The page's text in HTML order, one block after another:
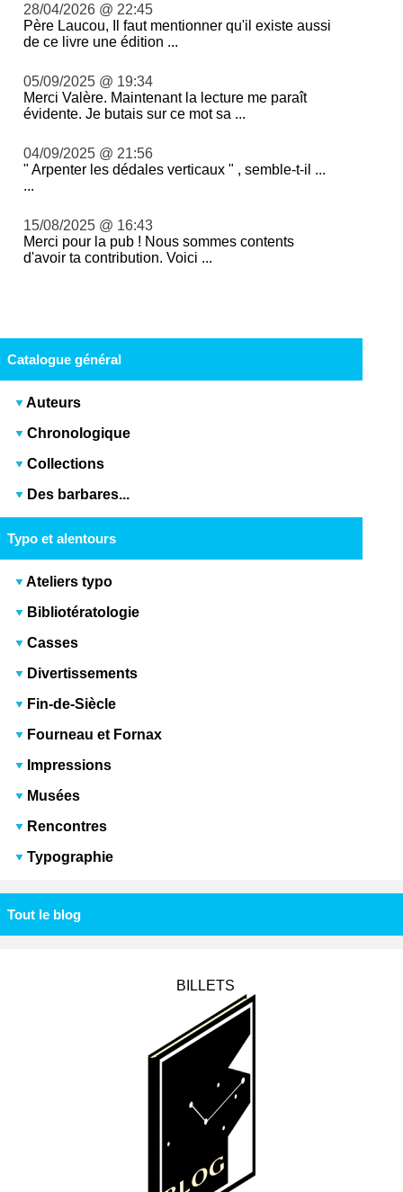
28/04/2026 @ 22:45
Père Laucou, Il faut mentionner qu'il existe aussi
de ce livre une édition ...
05/09/2025 @ 19:34
Merci Valère. Maintenant la lecture me paraît
évidente. Je butais sur ce mot sa ...
04/09/2025 @ 21:56
" Arpenter les dédales verticaux " , semble-t-il ...
...
15/08/2025 @ 16:43
Merci pour la pub ! Nous sommes contents
d'avoir ta contribution. Voici ...
Catalogue général
Auteurs
Chronologique
Collections
Des barbares...
Typo et alentours
Ateliers typo
Bibliotératologie
Casses
Divertissements
Fin-de-Siècle
Fourneau et Fornax
Impressions
Musées
Rencontres
Typographie
Tout le blog
BILLETS